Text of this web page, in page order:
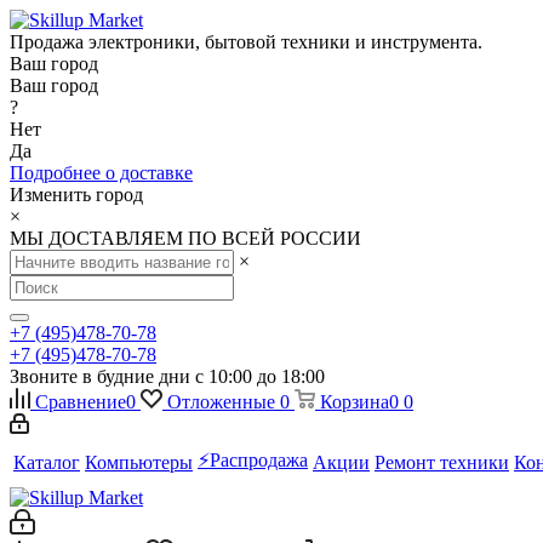
Продажа электроники, бытовой техники и инструмента.
Ваш город
Ваш город
?
Нет
Да
Подробнее о доставке
Изменить город
×
МЫ ДОСТАВЛЯЕМ ПО ВСЕЙ РОССИИ
×
+7 (495)478-70-78
+7 (495)478-70-78
Звоните в будние дни с 10:00 до 18:00
Сравнение0 Отложенные 0 Корзина0 0
Каталог Компьютеры ⚡️Распродажа Акции Ремонт техники